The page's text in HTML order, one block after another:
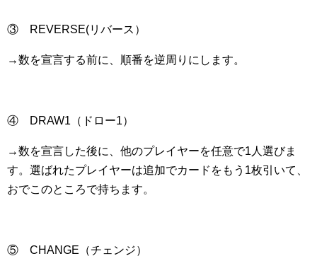
③ REVERSE(リバース）
→数を宣言する前に、順番を逆周りにします。
④ DRAW1（ドロー1）
→数を宣言した後に、他のプレイヤーを任意で1人選びま
す。選ばれたプレイヤーは追加でカードをもう1枚引いて、
おでこのところで持ちます。
⑤ CHANGE（チェンジ）